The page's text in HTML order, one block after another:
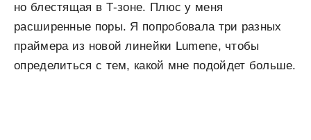
но блестящая в Т-зоне. Плюс у меня
расширенные поры. Я попробовала три разных
праймера из новой линейки Lumene, чтобы
определиться с тем, какой мне подойдет больше.